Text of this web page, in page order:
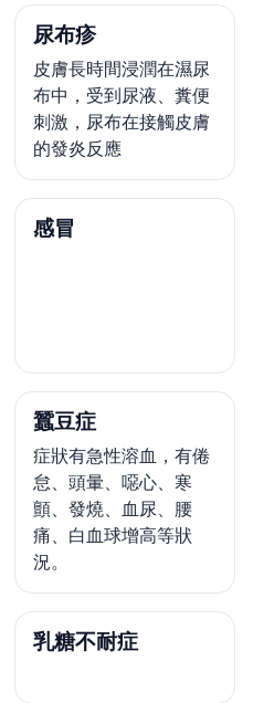
尿布疹
皮膚長時間浸潤在濕尿
布中，受到尿液、糞便
刺激，尿布在接觸皮膚
的發炎反應
感冒
蠶豆症
症狀有急性溶血，有倦
怠、頭暈、噁心、寒
顫、發燒、血尿、腰
痛、白血球增高等狀
況。
乳糖不耐症